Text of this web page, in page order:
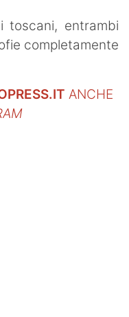
toscani, entrambi
completamente
ANCHE